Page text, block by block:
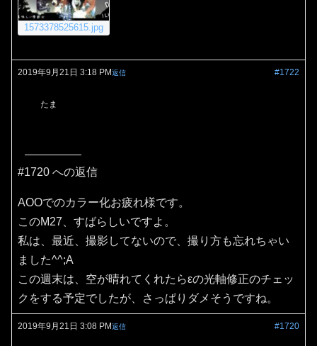
1573378525615.jpg
2019年9月21日 3:18 PM #1722
返信
たま
#1720 への返信
AOOでのカラー化お疲れ様です。
このM27、すばらしいですよ。
私は、最近、撮影してないので、撮り方も忘れちゃい
ました^^;A
この週末は、空が晴れてくれたらεの光軸修正のチェッ
クをする予定でしたが、さっぱりダメそうですね。
2019年9月21日 3:08 PM #1720
返信